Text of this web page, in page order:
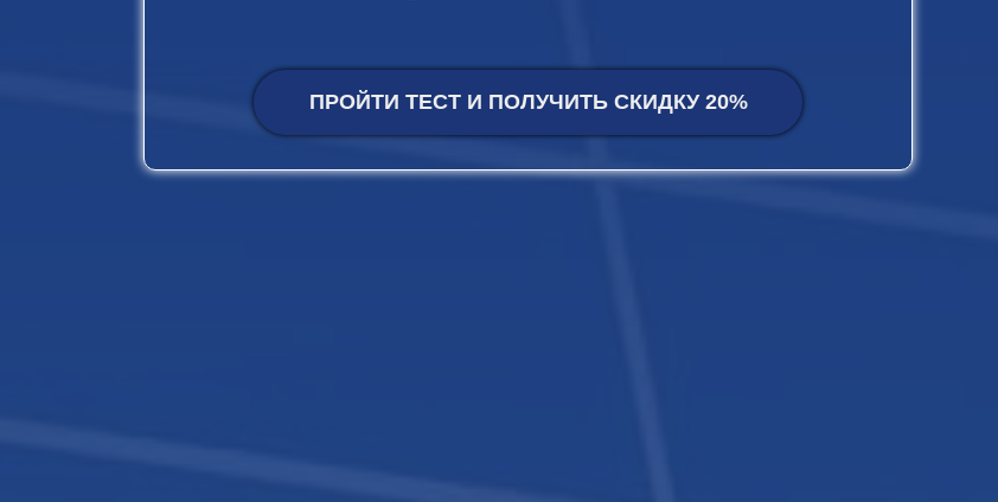
ПРОЙТИ ТЕСТ И ПОЛУЧИТЬ СКИДКУ 20%